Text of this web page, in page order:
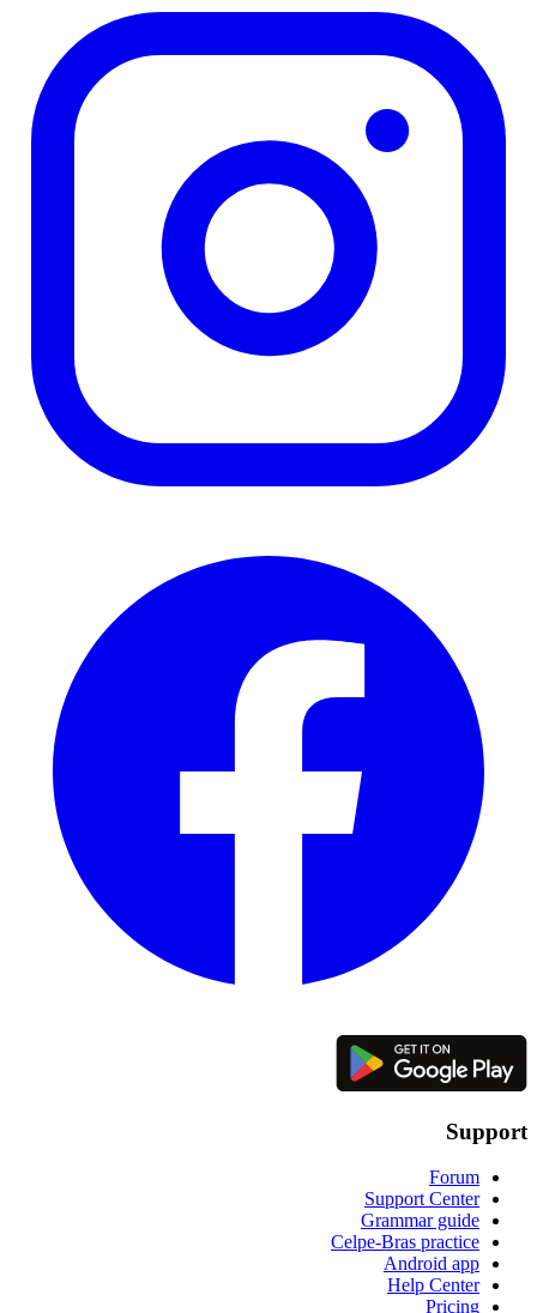
Support
Forum
Support Center
Grammar guide
Celpe-Bras practice
Android app
Help Center
Pricing